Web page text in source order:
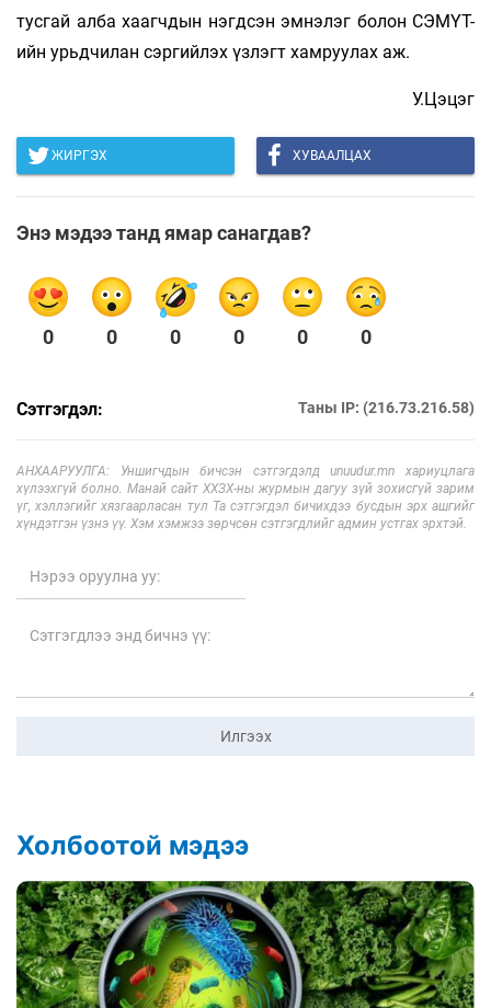
тусгай алба хаагчдын нэгдсэн эмнэлэг болон СЭМҮТ-
ийн урьдчилан сэргийлэх үзлэгт хамруулах аж.
У.Цэцэг
ЖИРГЭХ ХУВААЛЦАХ
Энэ мэдээ танд ямар санагдав?
0 0 0 0 0 0
Сэтгэгдэл: Таны IP: (216.73.216.58)
АНХААРУУЛГА: Уншигчдын бичсэн сэтгэгдэлд unuudur.mn хариуцлага
хүлээхгүй болно. Манай сайт ХХЗХ-ны журмын дагуу зүй зохисгүй зарим
үг, хэллэгийг хязгаарласан тул Та сэтгэгдэл бичихдээ бусдын эрх ашгийг
хүндэтгэн үзнэ үү. Хэм хэмжээ зөрчсөн сэтгэгдлийг админ устгах эрхтэй.
Илгээх
Холбоотой мэдээ